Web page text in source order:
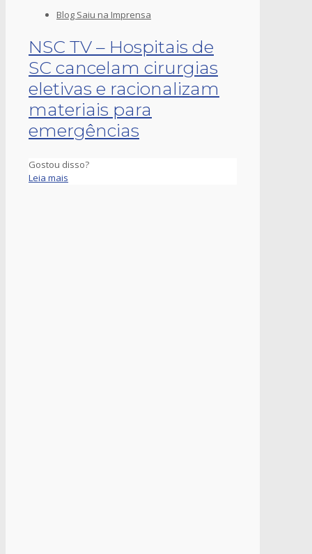
Blog Saiu na Imprensa
NSC TV – Hospitais de
SC cancelam cirurgias
eletivas e racionalizam
materiais para
emergências
Gostou disso?
Leia mais